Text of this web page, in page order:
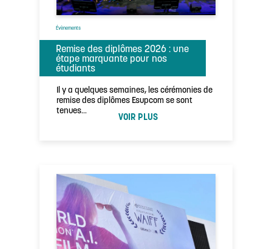
Évènements
Remise des diplômes 2026 : une
étape marquante pour nos
étudiants
Il y a quelques semaines, les cérémonies de
remise des diplômes Esupcom se sont
tenues…
VOIR PLUS